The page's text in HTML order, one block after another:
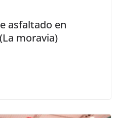
asfaltado en
moravia)